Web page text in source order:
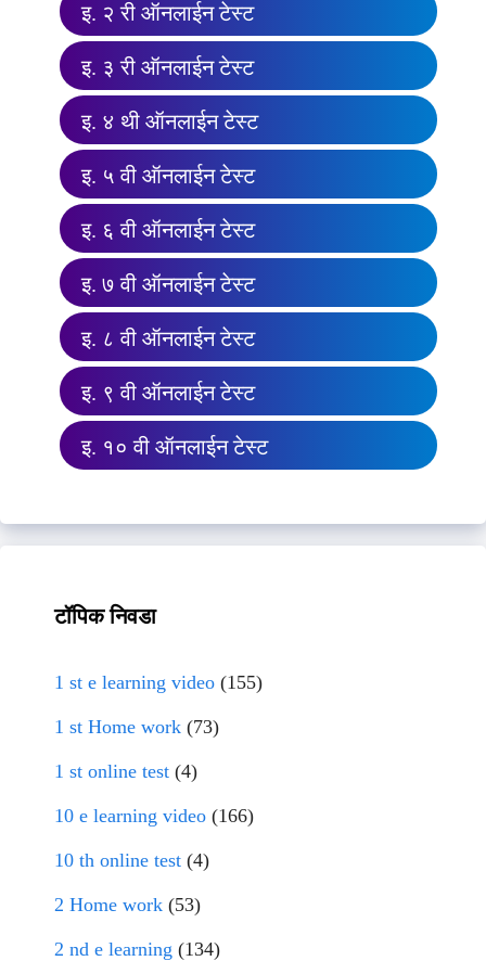
इ. २ री ऑनलाईन टेस्ट
इ. ३ री ऑनलाईन टेस्ट
इ. ४ थी ऑनलाईन टेस्ट
इ. ५ वी ऑनलाईन टेस्ट
इ. ६ वी ऑनलाईन टेस्ट
इ. ७ वी ऑनलाईन टेस्ट
इ. ८ वी ऑनलाईन टेस्ट
इ. ९ वी ऑनलाईन टेस्ट
इ. १० वी ऑनलाईन टेस्ट
टॉपिक निवडा
1 st e learning video (155)
1 st Home work (73)
1 st online test (4)
10 e learning video (166)
10 th online test (4)
2 Home work (53)
2 nd e learning (134)